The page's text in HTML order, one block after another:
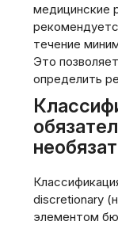
медицинские
течение
Это
определить
discretionary
элементом